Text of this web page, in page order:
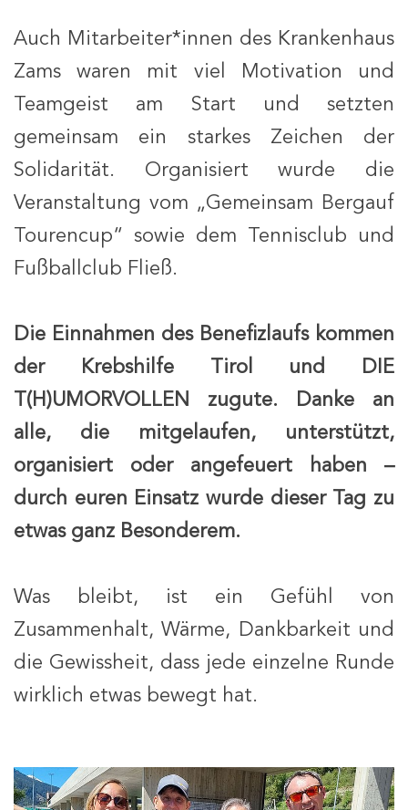
Auch Mitarbeiter*innen des Krankenhaus
Zams waren mit viel Motivation und
Teamgeist am Start und setzten
gemeinsam ein starkes Zeichen der
Solidarität. Organisiert wurde die
Veranstaltung vom „Gemeinsam Bergauf
Tourencup“ sowie dem Tennisclub und
Fußballclub Fließ.
Die Einnahmen des Benefizlaufs kommen
der Krebshilfe Tirol und DIE
T(H)UMORVOLLEN zugute. Danke an
alle, die mitgelaufen, unterstützt,
organisiert oder angefeuert haben –
durch euren Einsatz wurde dieser Tag zu
etwas ganz Besonderem.
Was bleibt, ist ein Gefühl von
Zusammenhalt, Wärme, Dankbarkeit und
die Gewissheit, dass jede einzelne Runde
wirklich etwas bewegt hat.